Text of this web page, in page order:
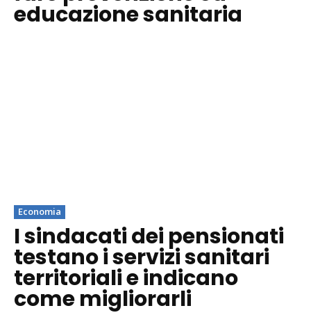
educazione sanitaria
Economia
I sindacati dei pensionati
testano i servizi sanitari
territoriali e indicano
come migliorarli